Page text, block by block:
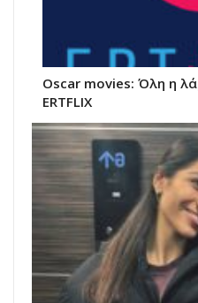
Oscar movies: Όλη η
ERTFLIX